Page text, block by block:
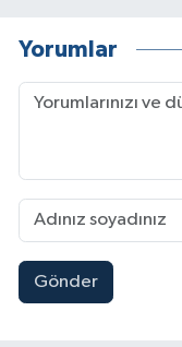
Yorumlar
Gönder